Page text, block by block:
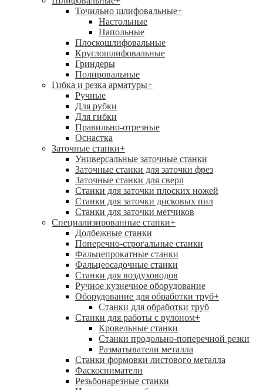
Точильно шлифовальные+
Настольные
Напольные
Плоскошлифовальные
Круглошлифовальные
Гриндеры
Полировальные
Гибка и резка арматуры+
Ручные
Для рубки
Для гибки
Правильно-отрезные
Оснастка
Заточные станки+
Универсальные заточные станки
Заточные станки для заточки фрез
Заточные станки для сверл
Станки для заточки плоских ножей
Станки для заточки дисковых пил
Станки для заточки метчиков
Специализированные станки+
Долбежные станки
Поперечно-строгальные станки
Фальцепрокатные станки
Фальцеосадочные станки
Станки для воздуховодов
Ручное кузнечное оборудование
Оборудование для обработки труб+
Станки для обработки труб
Станки для работы с рулоном+
Кровельные станки
Станки продольно-поперечной резки
Разматыватели металла
Станки формовки листового металла
Фаскосниматели
Резьбонарезные станки